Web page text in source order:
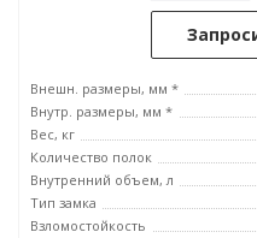
Внешн. размеры, мм *
Внутр. размеры, мм *
Вес, кг
Количество полок
Внутренний объем, л
Тип замка
Взломостойкость